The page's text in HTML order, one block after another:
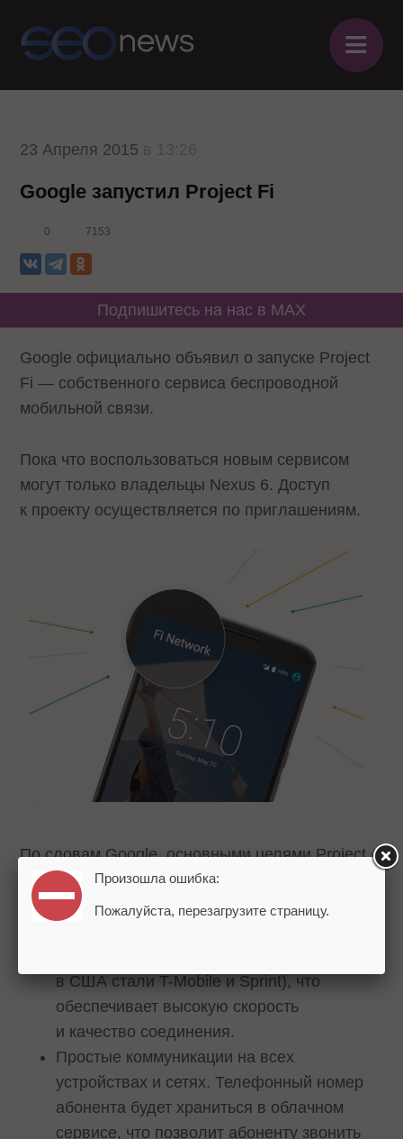
≡
23 Апреля 2015
Google запустил Project Fi
0 7153
Подпишитесь на нас в MAX
Google официально объявил о запуске Project
Fi — собственного сервиса беспроводной
мобильной связи.
Пока что воспользоваться новым сервисом
могут только владельцы Nexus 6. Доступ
к проекту осуществляется по приглашениям.
По словам Google, основными целями Project
Fi являются:
в США стали T-Mobile и Sprint), что
обеспечивает высокую скорость
и качество соединения.
Простые коммуникации на всех
устройствах и сетях. Телефонный номер
абонента будет храниться в облачном
сервисе, что позволит абоненту звонить
Произошла ошибка:
Пожалуйста, перезагрузите страницу.